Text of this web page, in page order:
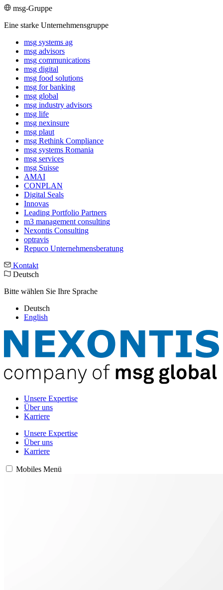
msg-Gruppe
Eine starke Unternehmensgruppe
msg systems ag
msg advisors
msg commu­ni­ca­tions
msg digital
msg food solutions
msg for banking
msg global
msg industry advisors
msg life
msg nexinsure
msg plaut
msg Rethink Compli­ance
msg systems Romania
msg services
msg Suisse
AMAI
CONPLAN
Digital Seals
Innovas
Leading Port­folio Partners
m3 manage­ment consul­ting
Nexontis Consulting
optravis
Repuco Unternehmensberatung
Kontakt
Deutsch
Bitte wählen Sie Ihre Sprache
Deutsch
English
Unsere Expertise
Über uns
Karriere
Unsere Expertise
Über uns
Karriere
Mobiles Menü